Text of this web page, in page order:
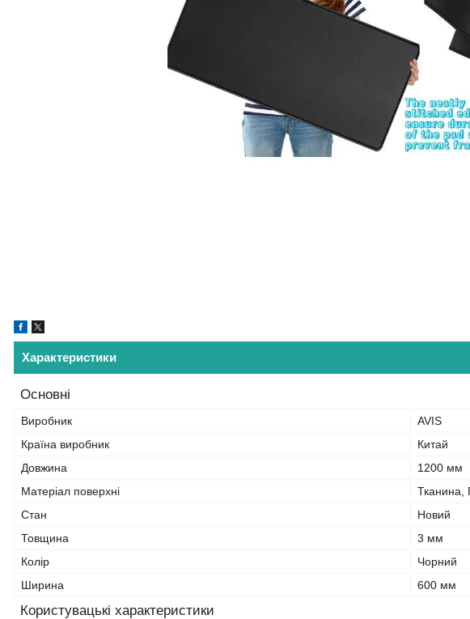
Характеристики
Основні
Виробник
AVIS
Країна виробник
Китай
Довжина
1200 мм
Матеріал поверхні
Тканина,
Стан
Новий
Товщина
3 мм
Колір
Чорний
Ширина
600 мм
Користувацькі характеристики